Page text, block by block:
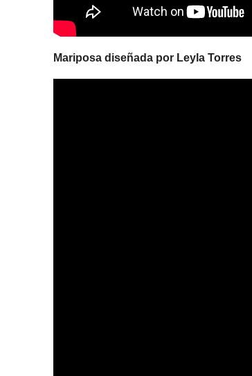
Mariposa diseñada por Leyla Torres